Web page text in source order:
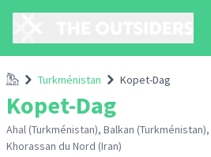
AccueilTurkménistan Kopet-Dag
Kopet-Dag
Ahal (Turkménistan), Balkan
Khorassan du Nord (Iran)